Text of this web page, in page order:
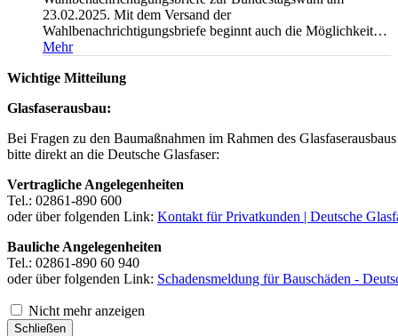
23.02.2025. Mit dem Versand der
Wahlbenachrichtigungsbriefe beginnt auch die Möglichkeit…
Mehr
Wichtige Mitteilung
Glasfaserausbau:
Bei Fragen zu den Baumaßnahmen im Rahmen des
bitte direkt an die Deutsche Glasfaser:
Vertragliche Angelegenheiten
Tel.: 02861-890 600
oder über folgenden Link: Kontakt für Privatkunden | Deutsche
Bauliche Angelegenheiten
Tel.: 02861-890 60 940
oder über folgenden Link: Schadensmeldung für Bauschäden -
Nicht mehr anzeigen
Schließen